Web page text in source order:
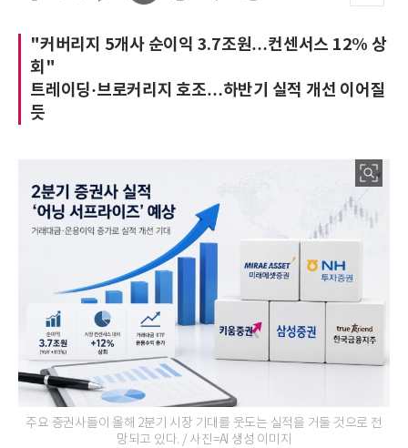
"커버리지 5개사 순이익 3.7조원…컨센서스 12% 상
회"
트레이딩·브로커리지 호조…하반기 실적 개선 이어질
듯
주요 증권사들이 올해 2분기 시장 기대를 웃도는 실적을 거둘 것으로 전
망되고 있다. / 사진=AI 생성 이미지